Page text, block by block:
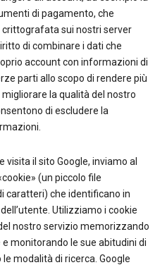
di pagamento, che
sui nostri server
di combinare i dati che
account con informazioni di
parti allo scopo di rendere più
la qualità del nostro
di escludere la
visita il sito Google, inviamo al
(un piccolo file
caratteri) che identificano in
Utilizziamo i cookie
nostro servizio memorizzando
monitorando le sue abitudini di
modalità di ricerca. Google